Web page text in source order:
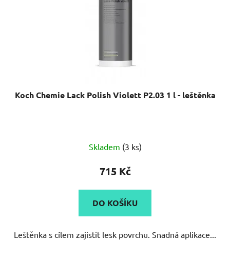
Koch Chemie Lack Polish Violett P2.03 1 l - leštěnka
Skladem (3 ks)
715 Kč
DO KOŠÍKU
Leštěnka s cílem zajistit lesk povrchu. Snadná aplikace...